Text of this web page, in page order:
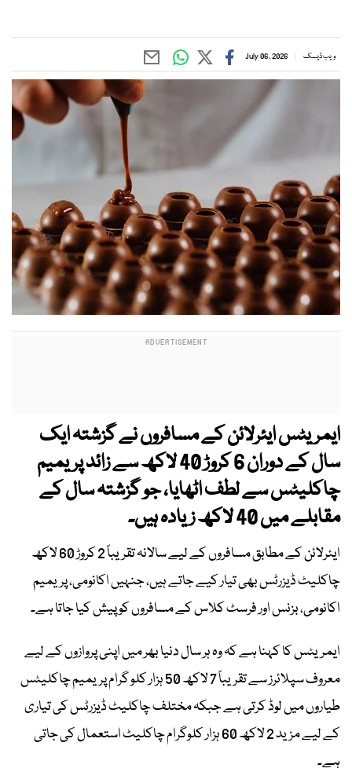
ویب ڈیسک July 06, 2026
ایمریٹس ایئرلائن کے مسافروں نے گزشتہ ایک
سال کے دوران 6 کروڑ 40 لاکھ سے زائد پریمیم
چاکلیٹس سے لطف اٹھایا، جو گزشتہ سال کے
مقابلے میں 40 لاکھ زیادہ ہیں۔
ایئرلائن کے مطابق مسافروں کے لیے سالانہ تقریباً 2 کروڑ 60 لاکھ
چاکلیٹ ڈیزرٹس بھی تیار کیے جاتے ہیں، جنہیں اکانومی، پریمیم
اکانومی، بزنس اور فرسٹ کلاس کے مسافروں کو پیش کیا جاتا ہے۔
ایمریٹس کا کہنا ہے کہ وہ ہر سال دنیا بھر میں اپنی پروازوں کے لیے
معروف سپلائرز سے تقریباً 7 لاکھ 50 ہزار کلو گرام پریمیم چاکلیٹس
طیاروں میں لوڈ کرتی ہے جبکہ مختلف چاکلیٹ ڈیزرٹس کی تیاری
کے لیے مزید 2 لاکھ 60 ہزار کلوگرام چاکلیٹ استعمال کی جاتی
ہے۔